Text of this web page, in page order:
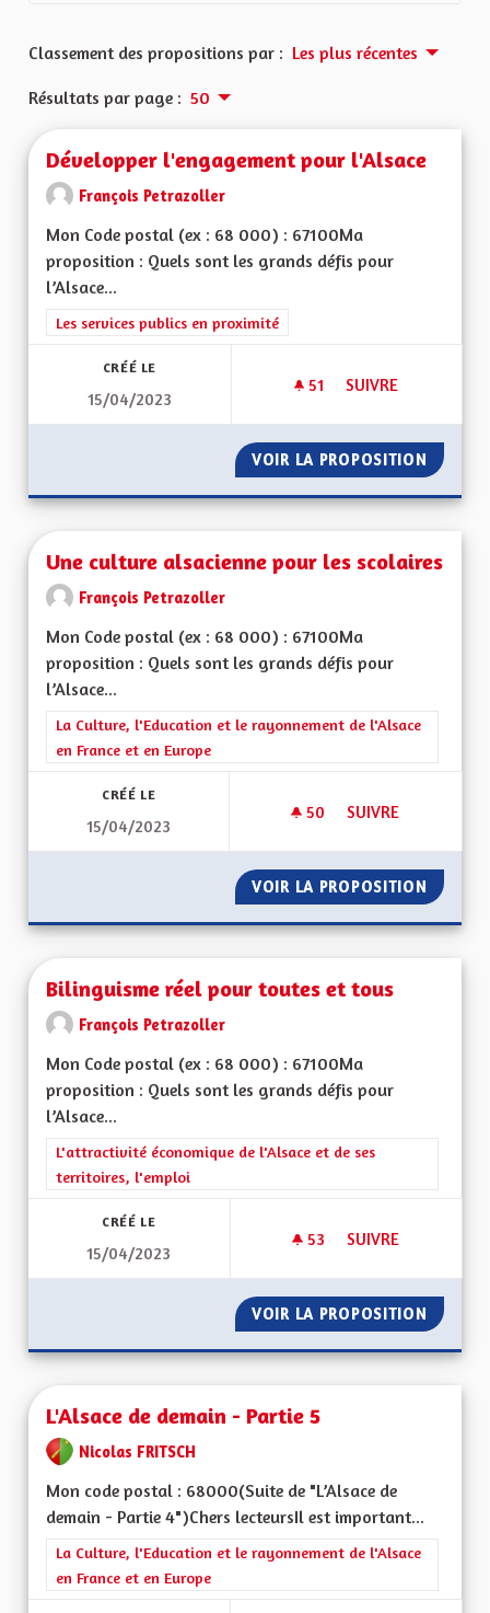
Classement des propositions par : Les plus récentes
Résultats par page : 50
Développer l'engagement pour l'Alsace
François Petrazoller
Mon Code postal (ex : 68 000) : 67100Ma
proposition : Quels sont les grands défis pour
l’Alsace...
Filtrer les résultats de la catégorie : Les services publics en
Les services publics en proximité
CRÉÉ LE
15/04/2023
51 51 ABONNÉS
SUIVRE
VOIR LA PROPOSITION
Une culture alsacienne pour les scolaires
François Petrazoller
Mon Code postal (ex : 68 000) : 67100Ma
proposition : Quels sont les grands défis pour
l’Alsace...
Filtrer les résultats de la catégorie : La Culture, l'Education et
La Culture, l'Education et le rayonnement de l'Alsace
en France et en Europe
CRÉÉ LE
15/04/2023
50 50 ABONNÉS
SUIVRE
VOIR LA PROPOSITION UNE
Bilinguisme réel pour toutes et tous
François Petrazoller
Mon Code postal (ex : 68 000) : 67100Ma
proposition : Quels sont les grands défis pour
l’Alsace...
Filtrer les résultats de la catégorie : L'attractivité
L'attractivité économique de l'Alsace et de ses
territoires, l'emploi
CRÉÉ LE
15/04/2023
53 53 ABONNÉS
SUIVRE
VOIR LA PROPOSITION
L'Alsace de demain - Partie 5
Nicolas FRITSCH
Mon code postal : 68000(Suite de "L’Alsace de
demain - Partie 4")Chers lecteursIl est important...
Filtrer les résultats de la catégorie : La Culture, l'Education et
La Culture, l'Education et le rayonnement de l'Alsace
en France et en Europe